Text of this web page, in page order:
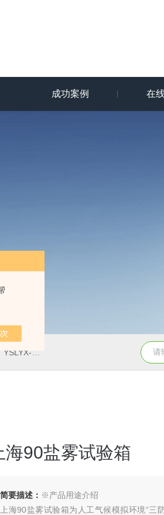
成功案例 在
YSLYX-010防水试验设备 YSCYS-
海90盐雾试验箱
简要描述： ※产品用途介绍
上海90盐雾试验箱为人工气候模拟环境“三